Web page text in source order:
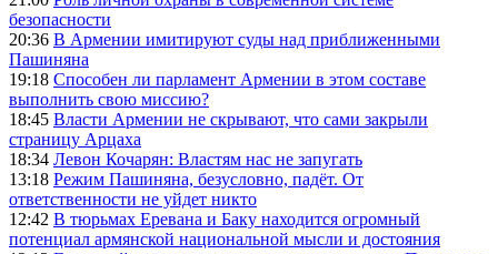
безопасности
20:36 В Армении имитируют суды над приближенными
Пашиняна
19:18 Способен ли парламент Армении в этом составе
выполнить свою миссию?
18:45 Власти Армении не скрывают, что сами закрыли
страницу Арцаха
18:34 Левон Кочарян: Властям нас не запугать
13:18 Режим Пашиняна, безусловно, падёт. От
ответственности не уйдет никто
12:42 В тюрьмах Еревана и Баку находится огромный
потенциал армянской национальной мысли и достояния